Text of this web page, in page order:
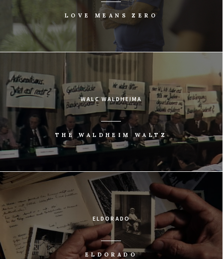
LOVE MEANS ZERO
WALC WALDHEIMA
THE WALDHEIM WALTZ
ELDORADO
ELDORADO